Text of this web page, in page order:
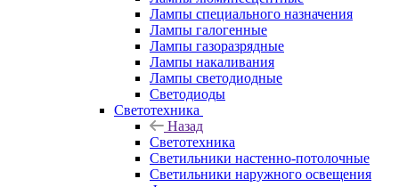
Лампы специального назначения
Лампы галогенные
Лампы газоразрядные
Лампы накаливания
Лампы светодиодные
Светодиоды
Светотехника
Назад
Светотехника
Светильники настенно-потолочные
Светильники наружного освещения